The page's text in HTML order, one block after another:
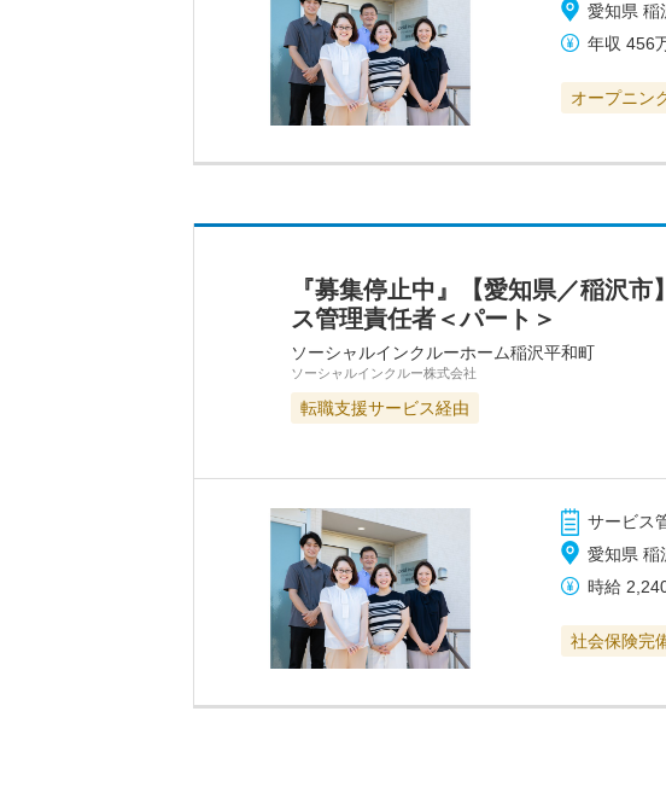
愛知県 稲
年収 456
オープニン
『募集停止中』【愛知県／稲沢
ス管理責任者＜パート＞
ソーシャルインクルーホーム稲沢平和町
ソーシャルインクルー株式会社
転職支援サービス経由
サービス
愛知県 稲
時給
社会保険完